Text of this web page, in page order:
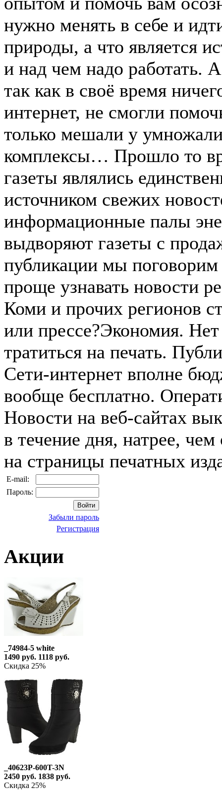
нужно менять в себе и
природы, а что является
и над чем надо работать.
так как в своё время
интернет, не смогли
только мешали у
комплексы… Прошло то
газеты являлись
источником свежих
информационные палы
выдворяют газеты с
публикации мы поговорим
проще узнавать новости
Коми и прочих регионов
или прессе?Экономия.
тратиться на печать.
Сети-интернет вполне
вообще бесплатно.
Новости на веб-сайтах
в течение дня, натрее,
на страницы печатных
E-mail:
Пароль:
Забыли пароль
Регистрация
Акции
_74984-5 white
1490 руб. 1118 руб.
Скидка 25%
_40623P-600T-3N
2450 руб. 1838 руб.
Скидка 25%